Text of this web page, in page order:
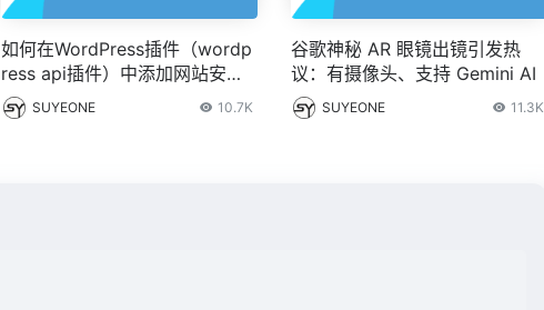
如何在WordPress插件（wordp
ress api插件）中添加网站安全
监控功能
SUYEONE 10.7K
谷歌神秘 AR 眼镜出镜引发热
议：有摄像头、支持 Gemini AI
SUYEONE 11.3K